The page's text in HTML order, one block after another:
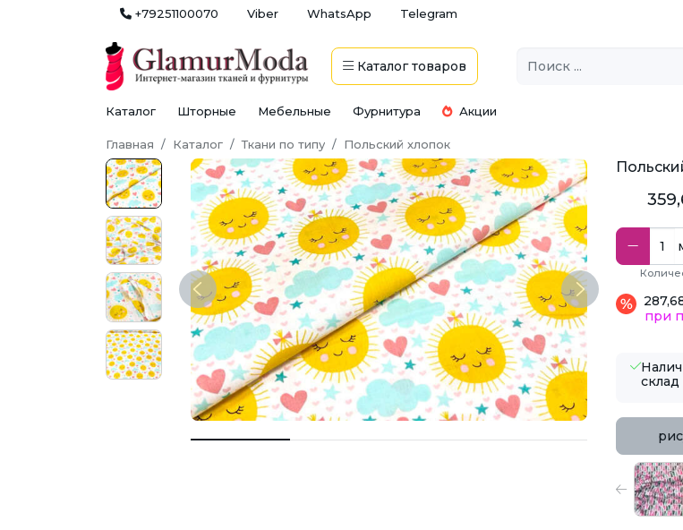
+79251100070 Viber WhatsApp Telegram
Каталог товаров
Каталог Шторные Мебельные Фурнитура Акции
Главная Каталог Ткани по типу Польский хлопок
Previous Next
при